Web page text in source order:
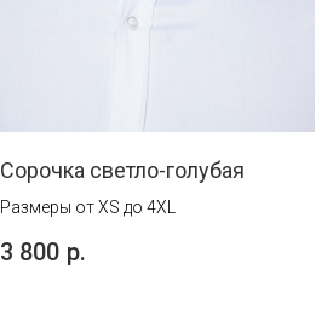
Сорочка светло-голубая
Размеры от XS до 4XL
3 800 р.